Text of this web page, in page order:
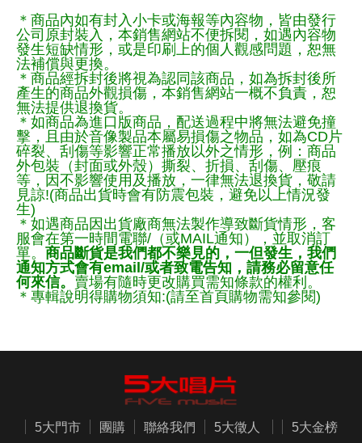
＊商品內如有封入小卡或海報等內容物，皆由發行
公司原封裝入，本銷售網站不便拆閱，如遇內容物
發生短缺情形，或是印刷上的個人觀感問題，恕無
法補償與更換。
＊商品經拆封後將視為認同該商品，如為拆封後所
產生的商品外觀損傷，本銷售網站一概不負責，恕
無法提供退換貨。
＊如商品為進口版商品，配送過程中將無法避免撞
擊，且由於音像製品本屬易損傷之物品，如為CD片
碎裂、刮傷等影響正常播放以外之情形，例：商品
外包裝（封面或外殼）撕裂、折損、刮傷、壓痕
等，因不影響使用及播放，一律無法退換貨，敬請
見諒!(商品出貨時會有防震包裝，避免以上情況發
生)
＊如遇商品因出貨廠商無法製作導致斷貨情形，客
服會在第一時間電聯/（或MAIL通知），並取消訂
單。 商品斷貨是我們都不樂見的，一但發生，我們
通知方式會有email/或者致電告知，請務必留意任
何來信。 賣場有隨時更改購買需知條款的權利。
＊專輯說明得購物須知:(請至首頁購物需知參閱)
5大門市 團購 聯絡我們 5大徵人 5大金榜